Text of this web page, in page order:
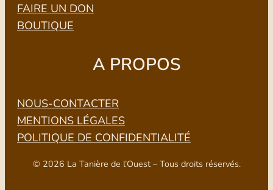
FAIRE UN DON
BOUTIQUE
A PROPOS
NOUS-CONTACTER
MENTIONS LÉGALES
POLITIQUE DE CONFIDENTIALITÉ
© 2026 La Tanière de l’Ouest – Tous droits réservés.